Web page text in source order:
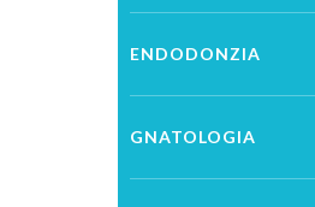
ENDODONZIA
GNATOLOGIA